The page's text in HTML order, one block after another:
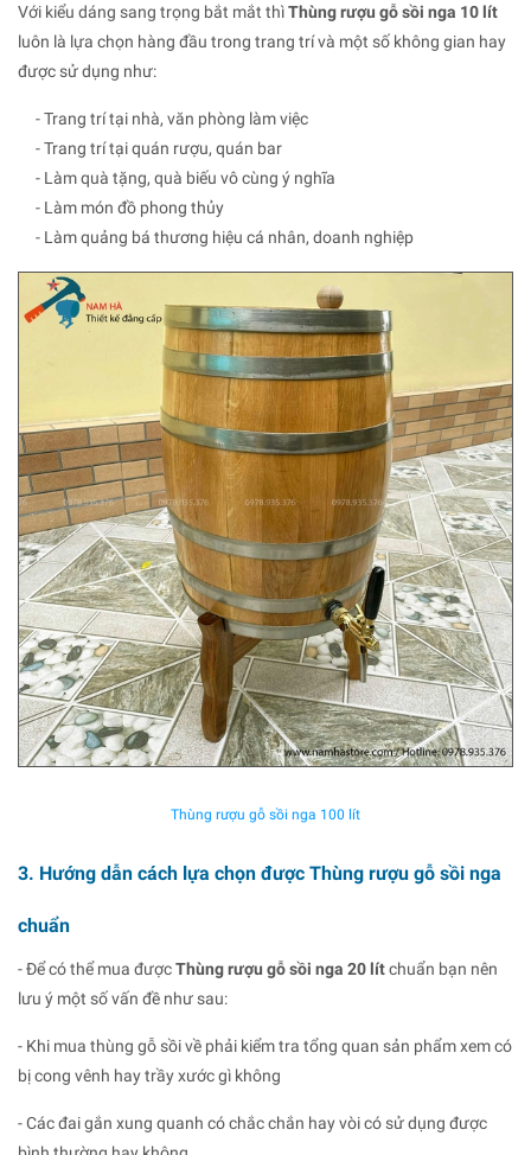
Với kiểu dáng sang trọng bắt mắt thìThùng rượu gỗ sồi nga 10 lít
luôn là lựa chọn hàng đầu trong trang trí và một số không gian hay
được sử dụng như:
- Trang trí tại nhà, văn phòng làm việc
- Trang trí tại quán rượu, quán bar
- Làm quà tặng, quà biếu vô cùng ý nghĩa
- Làm món đồ phong thủy
- Làm quảng bá thương hiệu cá nhân, doanh nghiệp
Thùng rượu gỗ sồi nga 100 lít
3. Hướng dẫn cách lựa chọn được Thùng rượu gỗ sồi nga
chuẩn
- Để có thể mua đượcThùng rượu gỗ sồi nga 20 lítchuẩn bạn nên
lưu ý một số vấn đề như sau:
- Khi mua thùng gỗ sồi về phải kiểm tra tổng quan sản phẩm xem có
bị cong vênh hay trầy xước gì không
- Các đai gắn xung quanh có chắc chắn hay vòi có sử dụng được